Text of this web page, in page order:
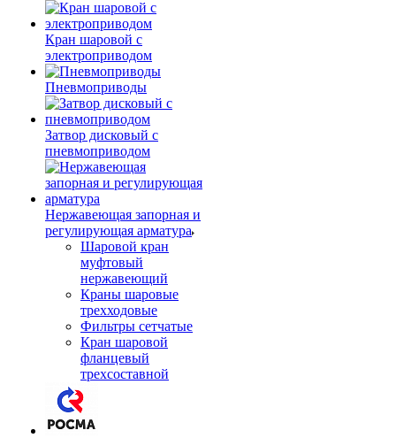
Кран шаровой с
электроприводом
Пневмоприводы
Затвор дисковый с
пневмоприводом
Нержавеющая запорная и
регулирующая арматура
Шаровой кран
муфтовый
нержавеющий
Краны шаровые
трехходовые
Фильтры сетчатые
Кран шаровой
фланцевый
трехсоставной